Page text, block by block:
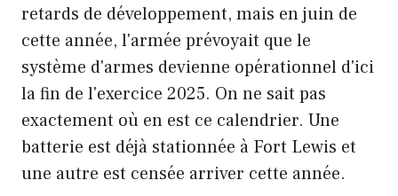
retards de développement, mais en juin de
cette année, l'armée prévoyait que le
système d'armes devienne opérationnel d'ici
la fin de l'exercice 2025. On ne sait pas
exactement où en est ce calendrier. Une
batterie est déjà stationnée à Fort Lewis et
une autre est censée arriver cette année.